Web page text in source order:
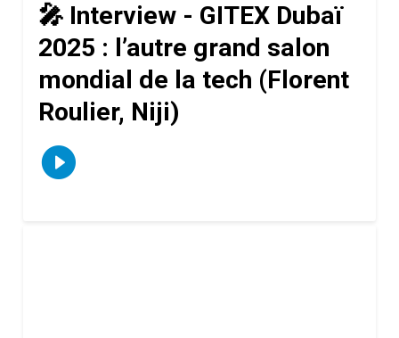
🎤 Interview - GITEX Dubaï
2025 : l’autre grand salon
mondial de la tech (Florent
Roulier, Niji)